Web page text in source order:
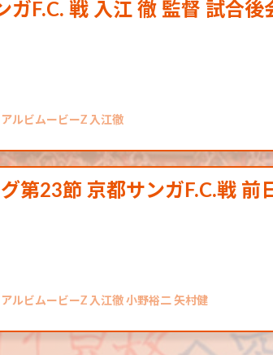
ガF.C. 戦 入江 徹 監督 試合後
ルビムービーZ 入江徹
第23節 京都サンガF.C.戦 前
ルビムービーZ 入江徹 小野裕二 矢村健